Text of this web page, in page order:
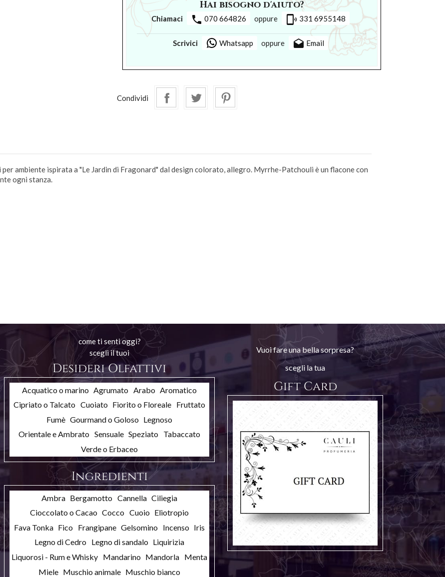
Hai bisogno d'aiuto?
Chiamaci phone 070 664826 oppure phonelink_ring 331 6955148
Scrivici Whatsapp oppure drafts Email
Condividi
ambiente ispirata a "Le Jardin di Fragonard" dal design colorato, allegro. Myrrhe-Patchouli è un flacone con
ogni stanza.
come ti senti oggi?
scegli il tuoi
Desideri Olfattivi
Acquatico o marino Agrumato Arabo Aromatico
Cipriato o Talcato Cuoiato Fiorito o Floreale Fruttato
Fumè Gourmand o Goloso Legnoso
Orientale e Ambrato Sensuale Speziato Tabaccato
Verde o Erbaceo
Ingredienti
Ambra Bergamotto Cannella Ciliegia
Cioccolato o Cacao Cocco Cuoio Eliotropio
Fava Tonka Fico Frangipane Gelsomino Incenso Iris
Legno di Cedro Legno di sandalo Liquirizia
Liquorosi - Rum e Whisky Mandarino Mandorla Menta
Miele Muschio animale Muschio bianco
Vuoi fare una bella sorpresa?
scegli la tua
Gift Card